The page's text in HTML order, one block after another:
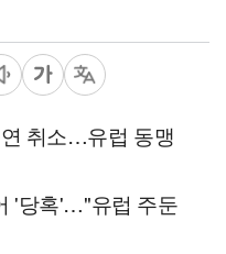
취소…유럽 동맹
'당혹'…"유럽 주둔